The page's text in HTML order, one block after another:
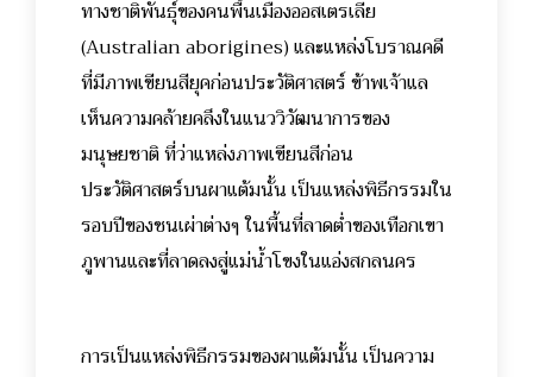
ทางชาติพันธุ์ของคนพื้นเมืองออสเตรเลีย
(Australian aborigines) และแหล่งโบราณคดี
ที่มีภาพเขียนสียุคก่อนประวัติศาสตร์ ข้าพเจ้าแล
เห็นความคล้ายคลึงในแนววิวัฒนาการของ
มนุษยชาติ ที่ว่าแหล่งภาพเขียนสีก่อน
ประวัติศาสตร์บนผาแต้มนั้น เป็นแหล่งพิธีกรรมใน
รอบปีของชนเผ่าต่างๆ ในพื้นที่ลาดต่ำของเทือกเขา
ภูพานและที่ลาดลงสู่แม่น้ำโขงในแอ่งสกลนคร
การเป็นแหล่งพิธีกรรมของผาแต้มนั้น เป็นความ